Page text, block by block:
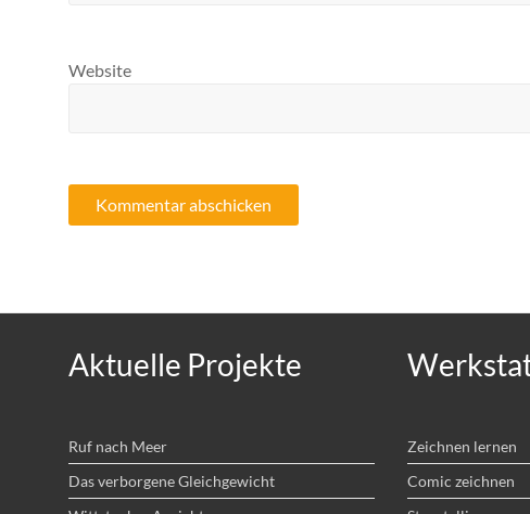
Website
Aktuelle Projekte
Ruf nach Meer
Das verborgene Gleichgewicht
Zeichnen lernen
Comic zeichnen